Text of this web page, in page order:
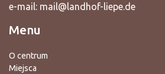
e-mail: mail@landhof-liepe.de
Menu
O centrum
Miejsca